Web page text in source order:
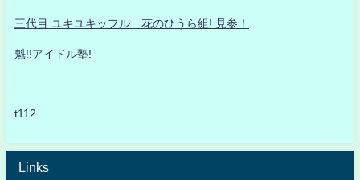
三代目 ユキユキッフル 花のひうら組! 見参！
魁!!アイドル塾!
t112
Links